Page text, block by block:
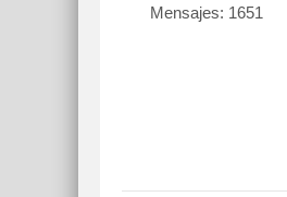
Mensajes: 1651